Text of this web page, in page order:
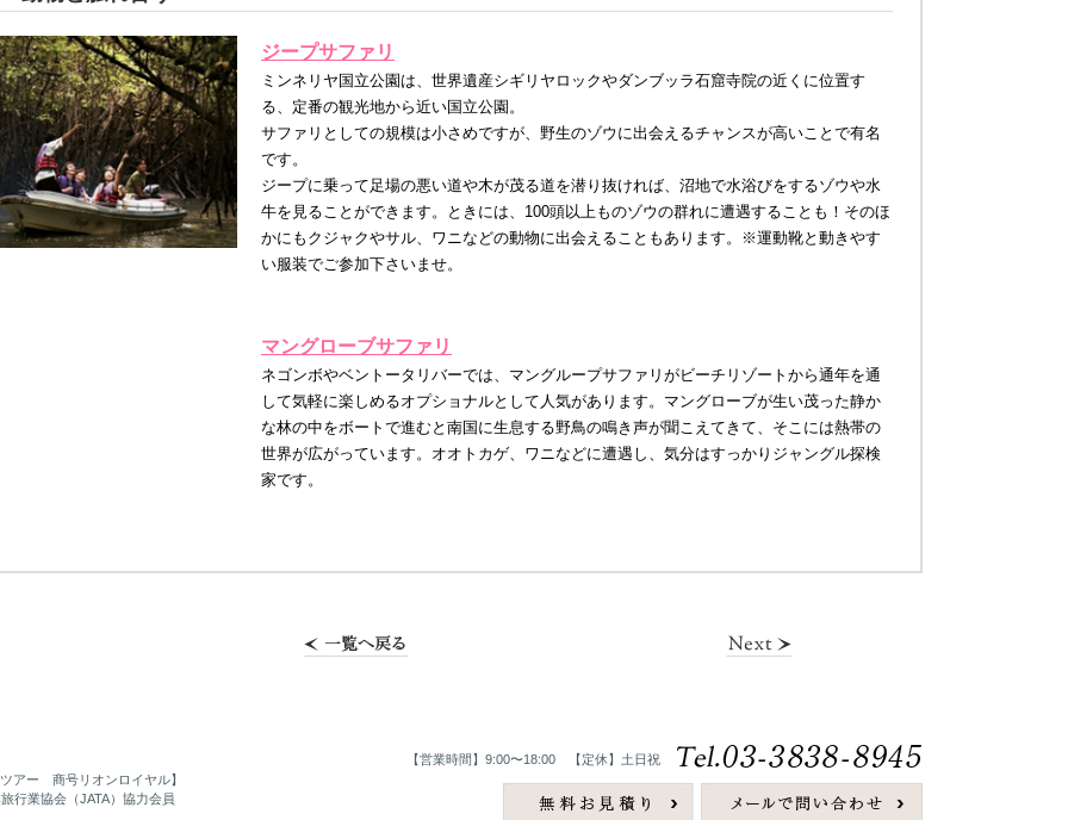
ジープサファリ
ミンネリヤ国立公園は、世界遺産シギリヤロックやダンブッラ石窟寺院の近くに位置す
る、定番の観光地から近い国立公園。
サファリとしての規模は小さめですが、野生のゾウに出会えるチャンスが高いことで有名
です。
ジープに乗って足場の悪い道や木が茂る道を潜り抜ければ、沼地で水浴びをするゾウや水
牛を見ることができます。ときには、100頭以上ものゾウの群れに遭遇することも！そのほ
かにもクジャクやサル、ワニなどの動物に出会えることもあります。※運動靴と動きやす
い服装でご参加下さいませ。
マングローブサファリ
ネゴンボやベントータリバーでは、マングループサファリがビーチリゾートから通年を通
して気軽に楽しめるオプショナルとして人気があります。マングローブが生い茂った静か
な林の中をボートで進むと南国に生息する野鳥の鳴き声が聞こえてきて、そこには熱帯の
世界が広がっています。オオトカゲ、ワニなどに遭遇し、気分はすっかりジャングル探検
家です。
アー 商号リオンロイヤル】
行業協会（JATA）協力会員
【営業時間】9:00〜18:00 【定休】土日祝